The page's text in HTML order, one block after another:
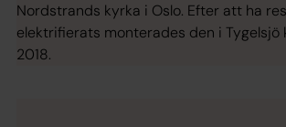
Nordstrands kyrka i Oslo. Efter att ha
elektrifierats monterades den i Tygelsjö
2018.